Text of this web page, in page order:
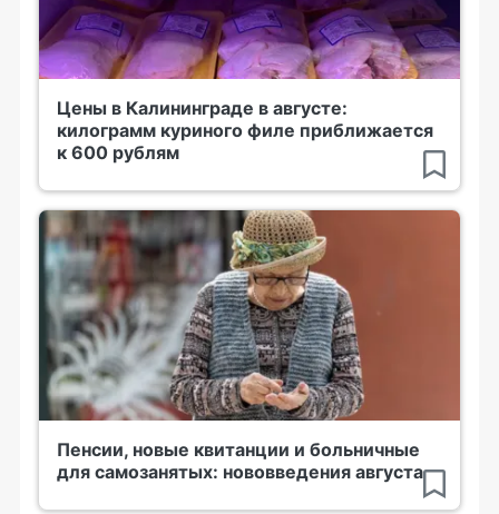
Цены в Калининграде в августе:
килограмм куриного филе приближается
к 600 рублям
Пенсии, новые квитанции и больничные
для самозанятых: нововведения августа